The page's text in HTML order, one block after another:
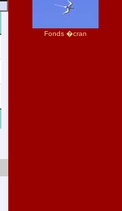
Fonds �cran